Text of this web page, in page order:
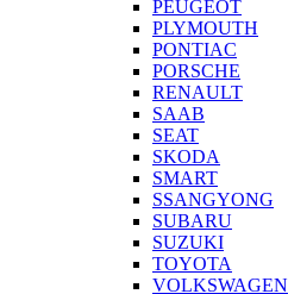
PEUGEOT
PLYMOUTH
PONTIAC
PORSCHE
RENAULT
SAAB
SEAT
SKODA
SMART
SSANGYONG
SUBARU
SUZUKI
TOYOTA
VOLKSWAGEN